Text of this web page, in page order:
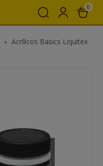
0
Acrílicos Basics Liquitex